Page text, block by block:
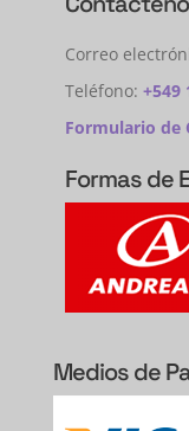
Correo
Teléfono: +549
Formulario de
Formas de
Medios de